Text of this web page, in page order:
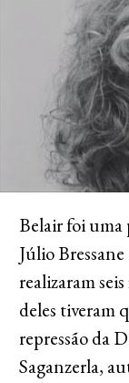
Belair foi uma
Júlio Bressane
realizaram
deles tiveram
repressão da
Saganzerla,